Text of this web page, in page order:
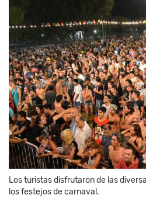
Los turistas disfrutaron de las
los festejos de carnaval.